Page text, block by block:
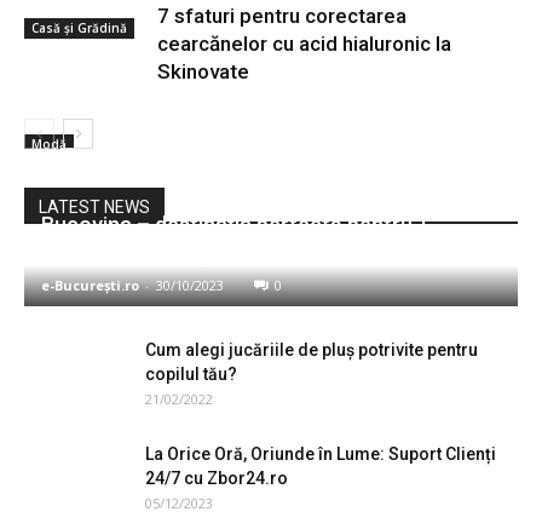
Casă și Grădină
Modă
7 sfaturi pentru corectarea
cearcănelor cu acid hialuronic la
Skinovate
LATEST NEWS
Bucovina – destinaţia perfectă pentru 1
e-București.ro - 30/10/2023 0
Cum alegi jucăriile de pluș potrivite pentru
copilul tău?
21/02/2022
La Orice Oră, Oriunde în Lume: Suport Clienți
24/7 cu Zbor24.ro
05/12/2023